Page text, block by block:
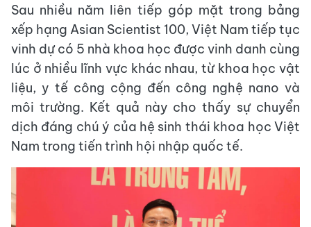
Sau nhiều năm liên tiếp góp mặt trong bảng
xếp hạng Asian Scientist 100, Việt Nam tiếp tục
vinh dự có 5 nhà khoa học được vinh danh cùng
lúc ở nhiều lĩnh vực khác nhau, từ khoa học vật
liệu, y tế công cộng đến công nghệ nano và
môi trường. Kết quả này cho thấy sự chuyển
dịch đáng chú ý của hệ sinh thái khoa học Việt
Nam trong tiến trình hội nhập quốc tế.